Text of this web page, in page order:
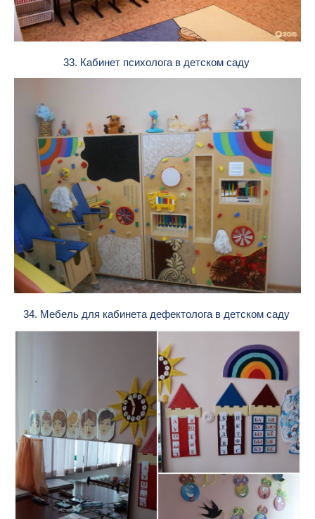
33. Кабинет психолога в детском саду
34. Мебель для кабинета дефектолога в детском саду